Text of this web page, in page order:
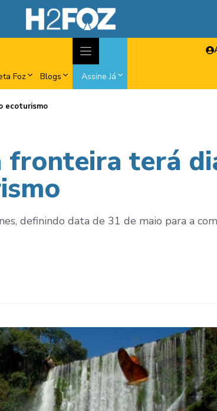
Foz Blogs Assine Já
ecoturismo
fronteira terá
definindo data de 31 de maio para a